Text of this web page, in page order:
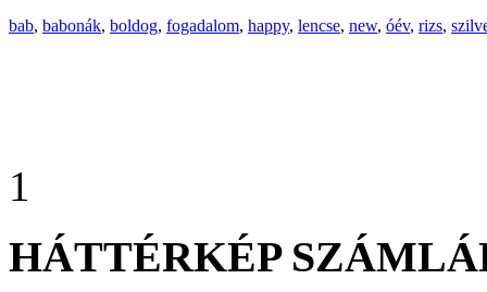
bab, babonák, boldog, fogadalom, happy, lencse, new, óév, rizs,
1
HÁTTÉRKÉP